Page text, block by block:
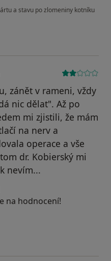
a stavu po zlomeniny kotníku
zánět v rameni, vždy
nic dělat". Až po
mi zjistili, že mám
na nerv a
operace a vše
dr. Kobierský mi
nevím...
Váš účet byl odstraněn
na hodnocení!